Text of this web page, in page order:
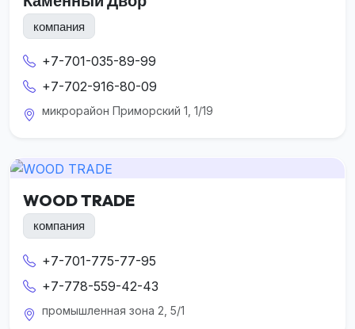
компания
+7-701-035-89-99
+7-702-916-80-09
микрорайон Приморский 1, 1/19
WOOD TRADE
компания
+7-701-775-77-95
+7-778-559-42-43
промышленная зона 2, 5/1